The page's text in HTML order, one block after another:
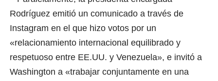
Rodríguez emitió un comunicado a través de
Instagram en el que hizo votos por un
«relacionamiento internacional equilibrado y
respetuoso entre EE.UU. y Venezuela», e invitó a
Washington a «trabajar conjuntamente en una